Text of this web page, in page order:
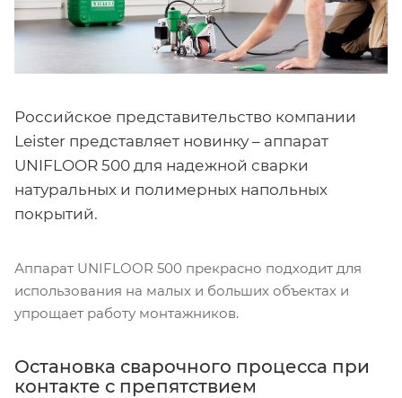
Российское представительство компании
Leister представляет новинку – аппарат
UNIFLOOR 500 для надежной сварки
натуральных и полимерных напольных
покрытий.
Аппарат UNIFLOOR 500 прекрасно подходит для
использования на малых и больших объектах и
упрощает работу монтажников.
Остановка сварочного процесса при
контакте с препятствием